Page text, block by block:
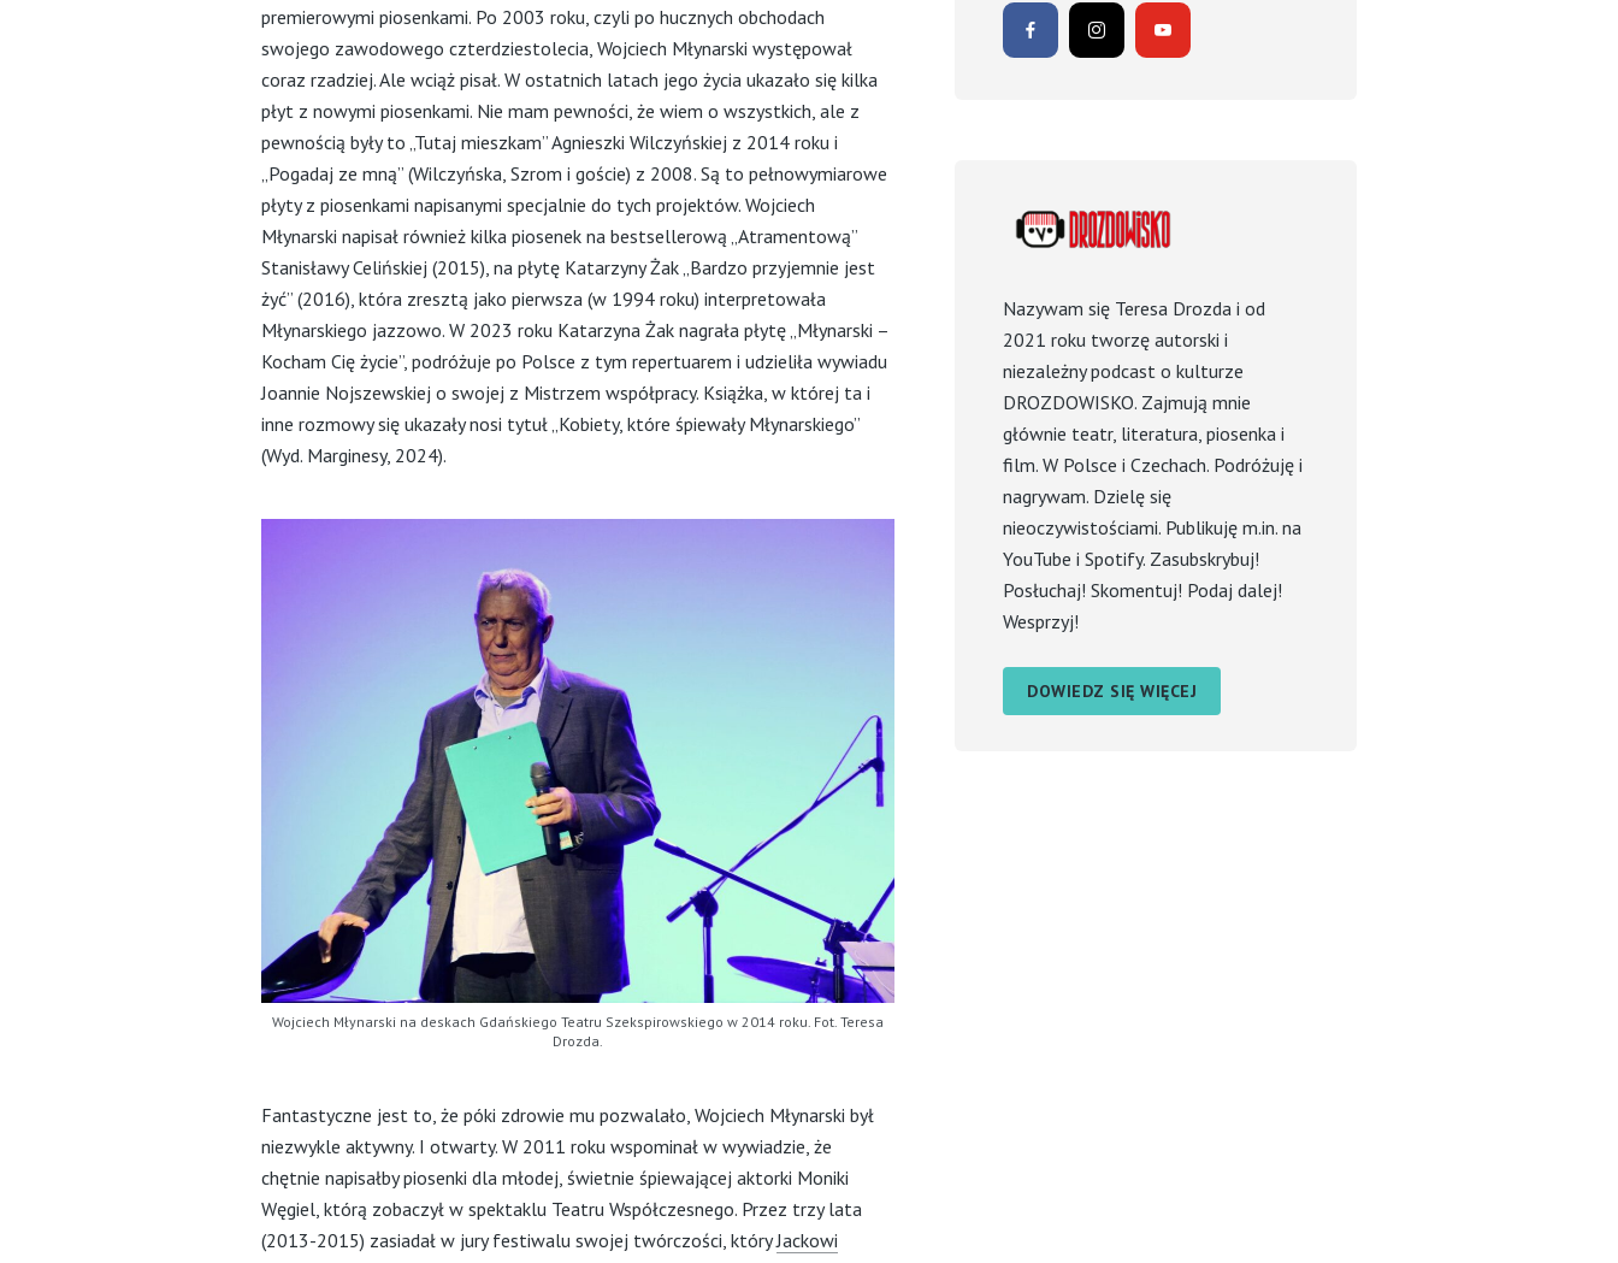
premierowymi piosenkami. Po 2003 roku, czyli po hucznych obchodach
swojego zawodowego czterdziestolecia, Wojciech Młynarski występował
coraz rzadziej. Ale wciąż pisał. W ostatnich latach jego życia ukazało się kilka
płyt z nowymi piosenkami. Nie mam pewności, że wiem o wszystkich, ale z
pewnością były to „Tutaj mieszkam” Agnieszki Wilczyńskiej z 2014 roku i
„Pogadaj ze mną” (Wilczyńska, Szrom i goście) z 2008. Są to pełnowymiarowe
płyty z piosenkami napisanymi specjalnie do tych projektów. Wojciech
Młynarski napisał również kilka piosenek na bestsellerową „Atramentową”
Stanisławy Celińskiej (2015), na płytę Katarzyny Żak „Bardzo przyjemnie jest
żyć” (2016), która zresztą jako pierwsza (w 1994 roku) interpretowała
Młynarskiego jazzowo. W 2023 roku Katarzyna Żak nagrała płytę „Młynarski –
Kocham Cię życie”, podróżuje po Polsce z tym repertuarem i udzieliła wywiadu
Joannie Nojszewskiej o swojej z Mistrzem współpracy. Książka, w której ta i
inne rozmowy się ukazały nosi tytuł „Kobiety, które śpiewały Młynarskiego”
(Wyd. Marginesy, 2024).
Wojciech Młynarski na deskach Gdańskiego Teatru Szekspirowskiego w 2014 roku. Fot. Teresa
Drozda.
Fantastyczne jest to, że póki zdrowie mu pozwalało, Wojciech Młynarski był
niezwykle aktywny. I otwarty. W 2011 roku wspominał w wywiadzie, że
chętnie napisałby piosenki dla młodej, świetnie śpiewającej aktorki Moniki
Węgiel, którą zobaczył w spektaklu Teatru Współczesnego. Przez trzy lata
(2013-2015) zasiadał w jury festiwalu swojej twórczości, któryJackowi
Nazywam się Teresa Drozda i od
2021 roku tworzę autorski i
niezależny podcast o kulturze
DROZDOWISKO. Zajmują mnie
głównie teatr, literatura, piosenka i
film. W Polsce i Czechach. Podróżuję i
nagrywam. Dzielę się
nieoczywistościami. Publikuję m.in. na
YouTube i Spotify. Zasubskrybuj!
Posłuchaj! Skomentuj! Podaj dalej!
Wesprzyj!
DOWIEDZ SIĘ WIĘCEJ